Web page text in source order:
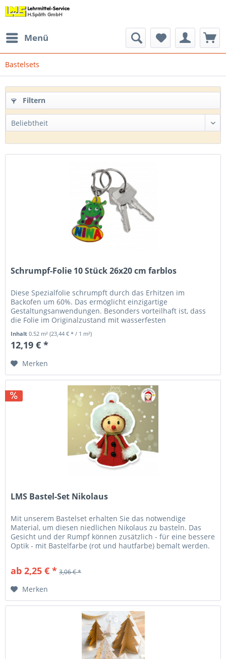
Menü
Bastelsets
Filtern
Schrumpf-Folie 10 Stück 26x20 cm farblos
Diese Spezialfolie schrumpft durch das Erhitzen im
Backofen um 60%. Das ermöglicht einzigartige
Gestaltungsanwendungen. Besonders vorteilhaft ist, dass
die Folie im Originalzustand mit wasserfesten
Inhalt0.52 m²(23,44 € * / 1 m²)
12,19 € *
Merken
LMS Bastel-Set Nikolaus
Mit unserem Bastelset erhalten Sie das notwendige
Material, um diesen niedlichen Nikolaus zu basteln. Das
Gesicht und der Rumpf können zusätzlich - für eine bessere
Optik - mit Bastelfarbe (rot und hautfarbe) bemalt werden.
ab 2,25 € * 3,06 € *
Merken